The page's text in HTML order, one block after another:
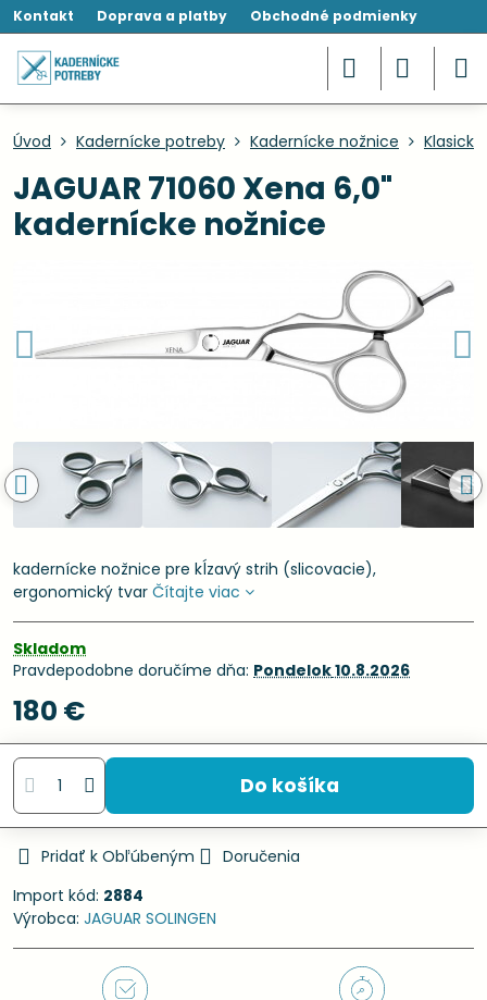
Kontakt Doprava a platby Obchodné podmienky
Úvod Kadernícke potreby Kadernícke nožnice
JAGUAR 71060 Xena 6,0"
kadernícke nožnice
kadernícke nožnice pre kĺzavý strih (slicovacie),
ergonomický tvar Čítajte viac
Skladom
Pravdepodobne doručíme dňa: Pondelok10.8.2026
180 €
Do košíka
Pridať k Obľúbeným
Doručenia
Import kód: 2884
Výrobca: JAGUAR SOLINGEN